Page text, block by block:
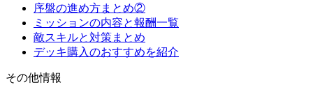
序盤の進め方まとめ②
ミッションの内容と報酬一覧
敵スキルと対策まとめ
デッキ購入のおすすめを紹介
その他情報